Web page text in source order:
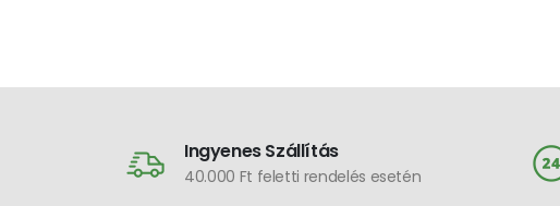
Ingyenes Szállítás
40.000 Ft feletti rendelés esetén